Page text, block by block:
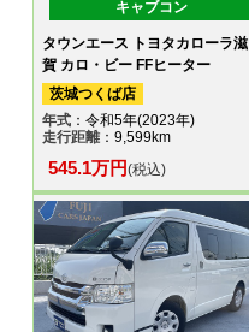
キャブコン
タウンエース トヨタカローラ滋
賀 カロ・ビー FFヒーター
茨城つくば店
年式 ：令和5年(2023年)
走行距離：9,599km
545.1万円(税込)